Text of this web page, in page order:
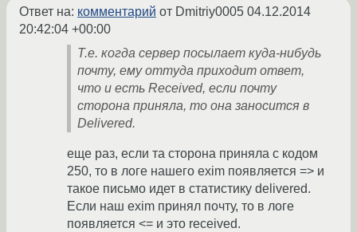
Ответ на: комментарий от Dmitriy0005 04.12.2014
20:42:04 +00:00
Т.е. когда сервер посылает куда-нибудь
почту, ему оттуда приходит ответ,
что и есть Received, если почту
сторона приняла, то она заносится в
Delivered.
еще раз, если та сторона приняла с кодом
250, то в логе нашего exim появляется => и
такое письмо идет в статистику delivered.
Если наш exim принял почту, то в логе
появляется <= и это received.